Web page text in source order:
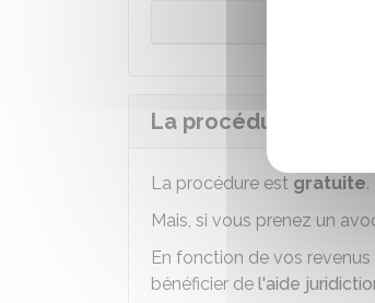
La procédure de
La procédure est gratuite.
Mais, si vous prenez un
En fonction de vos
bénéficier de l'aide